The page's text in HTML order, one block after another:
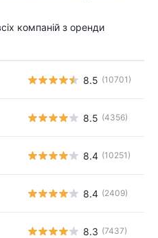
компаній з оренди
8.5 (10701)
8.5 (4356)
8.4 (10251)
8.4 (2409)
8.3 (7437)